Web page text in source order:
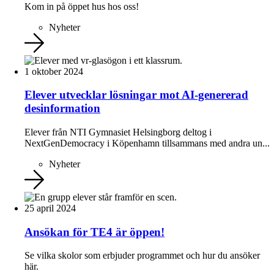
Kom in på öppet hus hos oss!
Nyheter
1 oktober 2024
Elever utvecklar lösningar mot AI-genererad
desinformation
Elever från NTI Gymnasiet Helsingborg deltog i
NextGenDemocracy i Köpenhamn tillsammans med andra un...
Nyheter
25 april 2024
Ansökan för TE4 är öppen!
Se vilka skolor som erbjuder programmet och hur du ansöker
här.